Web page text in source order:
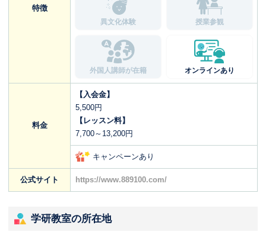
特徴
異文化体験 授業参観
外国人講師が在籍 オンラインあり
料金
【入会金】
5,500円
【レッスン料】
7,700～13,200円
キャンペーンあり
公式サイト https://www.889100.com/
学研教室の所在地